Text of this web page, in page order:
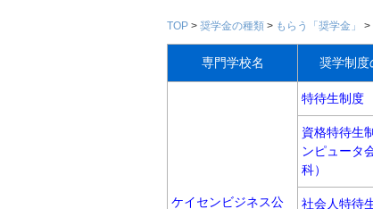
TOP > 奨学金の種類 > もらう「奨学金」 >
専門学校名 奨学制度
ケイセンビジネス公
特待生制度
資格特待生
ンピュータ
科）
社会人特待